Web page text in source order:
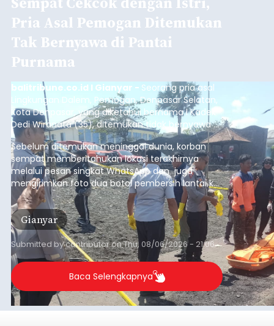
Pria Asal Pemogan Ditemukan
Tak Bernyawa di Pantai
Purnama
balitribune.co.id I Gianyar - Seorang pria asal
Lingkungan Dalem, Pemogan, Denpasar Selatan,
Kota Denpasar, yang diketahui bernama I Kadek
Dedi Wiranata (35), ditemukan tidak bernyawa di
pesisir Pantai Purnama, Sukawati.
Sebelum ditemukan meninggal dunia, korban
sempat memberitahukan lokasi terakhirnya
melalui pesan singkat WhatsApp dan juga
mengirimkan foto dua botol pembersih lantai ke
istrinya.
Gianyar
Submitted bycontributoronThu, 08/06/2026 - 21:06
Baca Selengkapnya